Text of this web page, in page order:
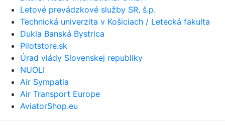
Letové prevádzkové služby SR, š.p.
Technická univerzita v Košiciach / Letecká fakulta
Dukla Banská Bystrica
Pilotstore.sk
Úrad vlády Slovenskej republiky
NUOLI
Air Sympatia
Air Transport Europe
AviatorShop.eu